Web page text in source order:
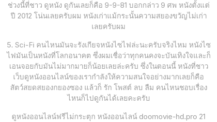
ช่วงนี้ที่ชาว ดูหนัง ดูกันเลยก็คือ 9-9-81 บอกกล่าว 9 ศพ หนังตั้งแต่
ปี 2012 โน่นเลยครับผม หนังเก่าแม้กระนั้นความสยองขวัญไม่เก่า
เลยครับผม
5. Sci-Fi คนไหนมันจะรังเกียจหนังไซไฟล่ะนะครับจริงไหม หนังไซ
ไฟมันเป็นหนังที่โลกอนาคต ซึ่งผมเชื่อว่าทุกคนคงจะบันเทิงใจและก็
เอนจอยกับมันไม่มากมายก็น้อยเลยล่ะครับ ซึ่งในตอนนี้ หนังที่ชาว
เว็บดูหนังออนไลน์ของเรากำลังให้ความสนใจอย่างมากเลยก็คือ
สัตว์สยดสยองกยองซอง แล้วก็ รัก โพสต์ ลบ ลืม คนไหนชอบเรื่อง
ไหนก็ไปดูกันได้เลยคะครับ
ดูหนังออนไลน์ฟรีไม่กระตุก หนังออนไลน์ doomovie-hd.pro 21